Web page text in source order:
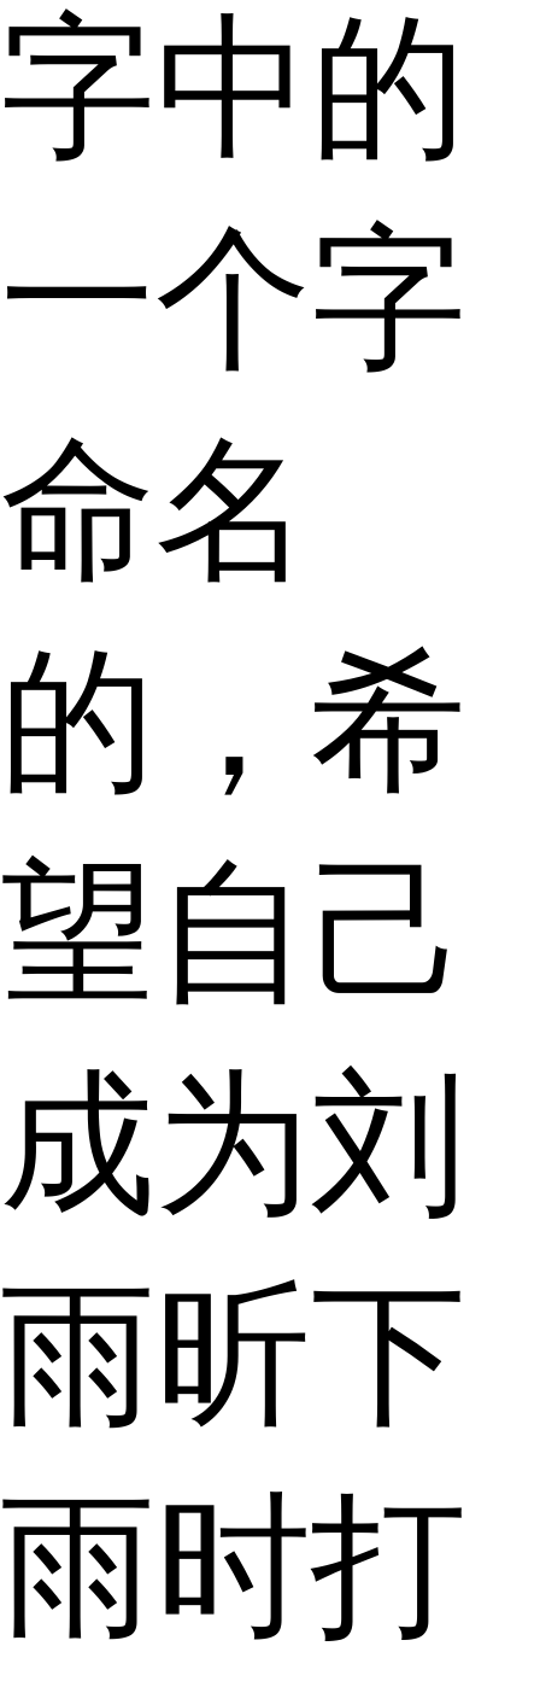
字中的
一个字
命名
的，希
望自己
成为刘
雨昕下
雨时打